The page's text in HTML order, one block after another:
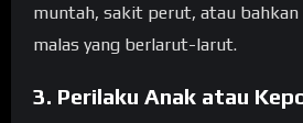
muntah, sakit perut, atau bahkan
malas yang berlarut-larut.
3. Perilaku Anak atau